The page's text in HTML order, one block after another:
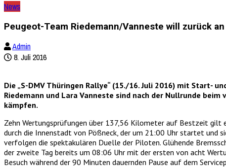
News
Peugeot-Team Riedemann/Vanneste will zurück
Admin
8. Juli 2016
Die „S-DMV Thüringen Rallye“ (15./16. Juli 2016) mit Start-
Riedemann und Lara Vanneste sind nach der Nullrunde
kämpfen.
Zehn Wertungsprüfungen über 137,56 Kilometer auf Bestzeit gilt
durch die Innenstadt von Pößneck, der um 21:00 Uhr startet und
verfolgen die spektakulären Duelle der Piloten. Glühende
der zweite Tag bereits um 08:06 Uhr mit der ersten von acht
Besuch während der 90 Minuten dauernden Pause auf dem